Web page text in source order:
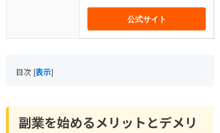
公式サイト
目次 [表示]
副業を始めるメリットとデメリ